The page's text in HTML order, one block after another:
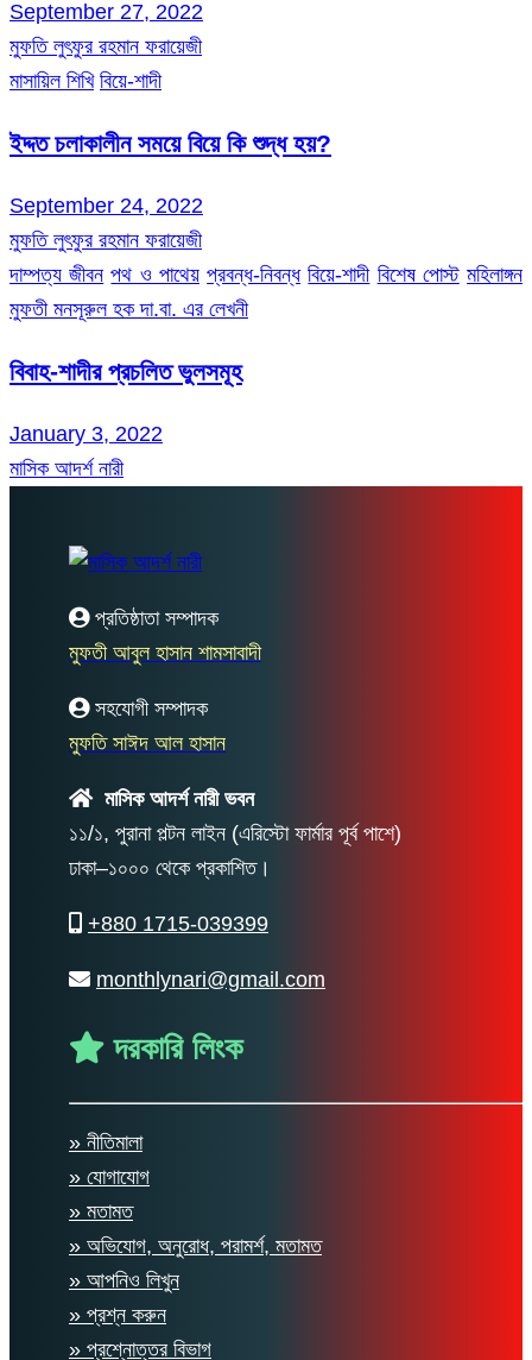
September 27, 2022
মুফতি লুৎফুর রহমান ফরায়েজী
মাসায়িল শিখি বিয়ে-শাদী
ইদ্দত চলাকালীন সময়ে বিয়ে কি শুদ্ধ হয়?
September 24, 2022
মুফতি লুৎফুর রহমান ফরায়েজী
দাম্পত্য জীবন পথ ও পাথেয় প্রবন্ধ-নিবন্ধ বিয়ে-শাদী বিশেষ পোস্ট মহিলাঙ্গন
মুফতী মনসূরুল হক দা.বা. এর লেখনী
বিবাহ-শাদীর প্রচলিত ভুলসমূহ
January 3, 2022
মাসিক আদর্শ নারী
প্রতিষ্ঠাতা সম্পাদক
মুফতী আবুল হাসান শামসাবাদী
সহযোগী সম্পাদক
মুফতি সাঈদ আল হাসান
মাসিক আদর্শ নারী ভবন
১১/১, পুরানা পল্টন লাইন (এরিস্টো ফার্মার পূর্ব পাশে)
ঢাকা–১০০০ থেকে প্রকাশিত।
+880 1715-039399
monthlynari@gmail.com
দরকারি লিংক
» নীতিমালা
» যোগাযোগ
» মতামত
» অভিযোগ, অনুরোধ, পরামর্শ, মতামত
» আপনিও লিখুন
» প্রশ্ন করুন
» প্রশ্নোত্তর বিভাগ